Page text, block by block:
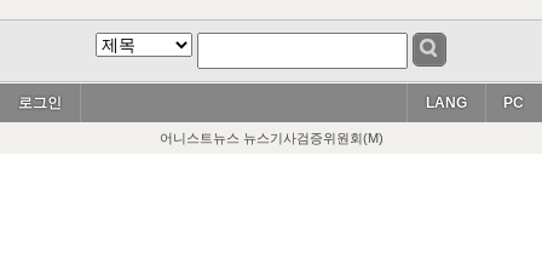
로그인 PC
LANG
어니스트뉴스 뉴스기사검증위원회(M)